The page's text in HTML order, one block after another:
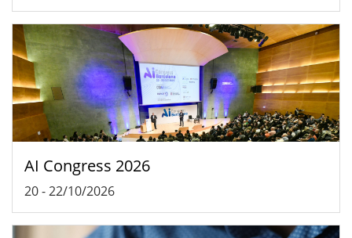
AI Congress 2026
20-22/10/2026